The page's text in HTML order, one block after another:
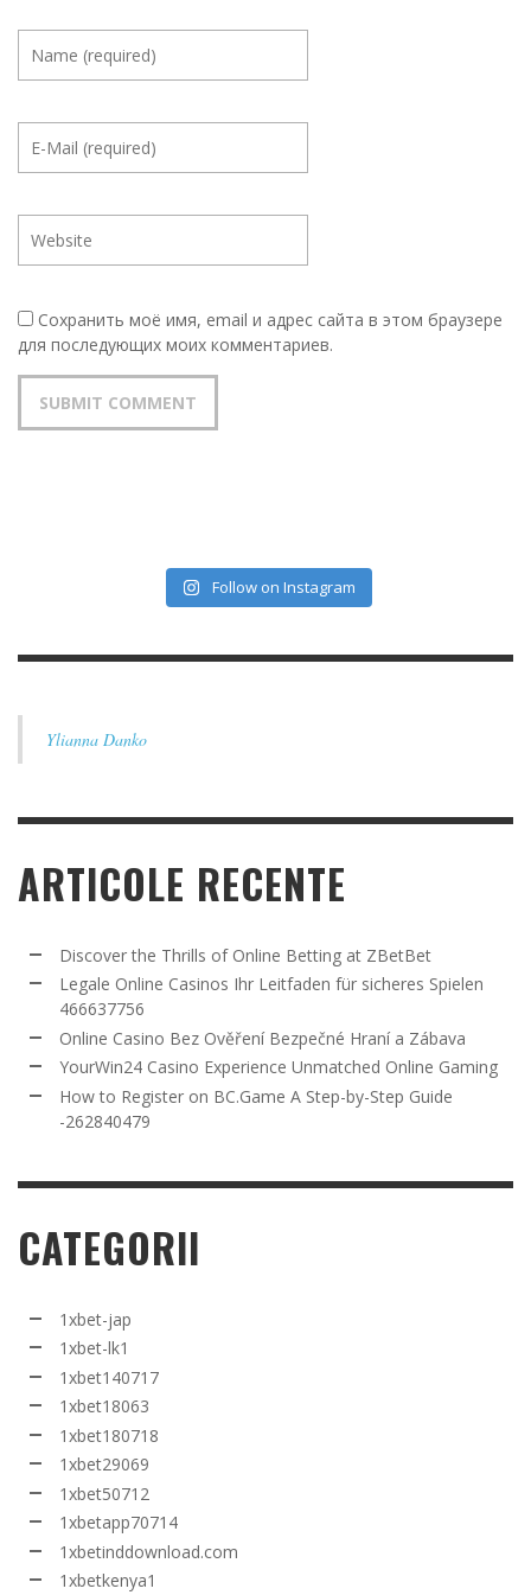
Сохранить моё имя, email и адрес сайта в этом браузере
для последующих моих комментариев.
Follow on Instagram
Ylianna Danko
ARTICOLE RECENTE
Discover the Thrills of Online Betting at ZBetBet
Legale Online Casinos Ihr Leitfaden für sicheres Spielen
466637756
Online Casino Bez Ověření Bezpečné Hraní a Zábava
YourWin24 Casino Experience Unmatched Online Gaming
How to Register on BC.Game A Step-by-Step Guide
-262840479
CATEGORII
1xbet-jap
1xbet-lk1
1xbet140717
1xbet18063
1xbet180718
1xbet29069
1xbet50712
1xbetapp70714
1xbetinddownload.com
1xbetkenya1